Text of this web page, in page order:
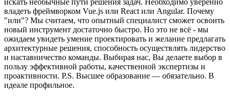
искать необычные пути решения задач. Необходимо уверенно
владеть фреймворком Vue.js или React или Angular. Почему
"или"? Мы считаем, что опытный специалист сможет освоить
новый инструмент достаточно быстро. Но это не всё - мы
ожидаем увидеть умение проектировать и желание предлагать
архитектурные решения, способность осуществлять лидерство
и наставничество команды. Выбирая нас, Вы делаете выбор в
пользу эффективной работы, качественной экспертизы и
проактивности. P.S. Высшее образование — обязательно. В
идеале профильное.